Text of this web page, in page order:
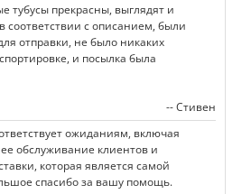
тубусы прекрасны, выглядят и
соответствии с описанием, были
отправки, не было никаких
и посылка была
-- Стивен
ожиданиям, включая
обслуживание клиентов и
которая является самой
спасибо за вашу помощь.